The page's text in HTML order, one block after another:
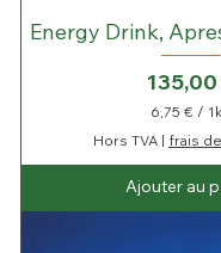
Energy Drink,
Prix
6,75 € /
,
7
5
Hors TVA | frais
Ajouter au